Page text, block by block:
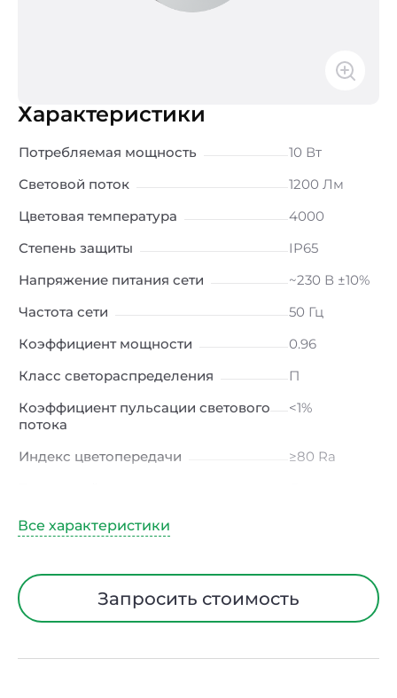
Характеристики
Потребляемая мощность
10 Вт
Световой поток
1200 Лм
Цветовая температура
4000
Степень защиты
IP65
Напряжение питания сети
~230 В ±10%
Частота сети
50 Гц
Коэффициент мощности
0.96
Класс светораспределения
П
Коэффициент пульсации светового
потока
<1%
Индекс цветопередачи
≥80 Ra
Угол рассеивания
Диапазон рабочих температур
от -10 до +30
℃
Запросить стоимость